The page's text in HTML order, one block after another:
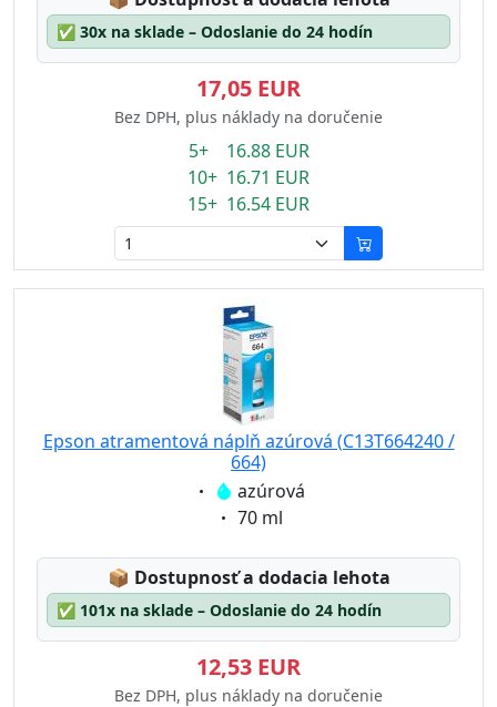
✅ 30x na sklade – Odoslanie do 24 hodín
17,05 EUR
Bez DPH, plus náklady na doručenie
5+ 16.88 EUR
10+ 16.71 EUR
15+ 16.54 EUR
Epson atramentová náplň azúrová (C13T664240 /
664)
Eigenschaft:
azúrová
Eigenschaft:
70 ml
📦 Lagerstatus:
Dostupnosť a dodacia lehota
✅ 101x na sklade – Odoslanie do 24 hodín
12,53 EUR
Bez DPH, plus náklady na doručenie